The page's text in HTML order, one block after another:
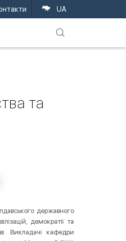
UA
та
державного
демократії та
Викладачі кафедри